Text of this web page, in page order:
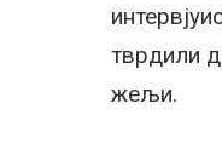
тврдили
жељи.